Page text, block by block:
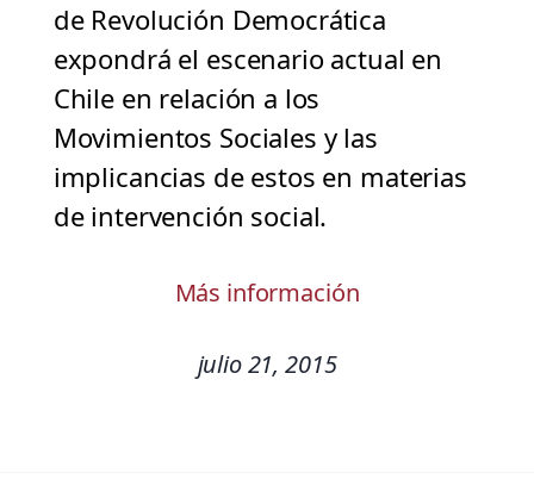
de Revolución Democrática
expondrá el escenario actual en
Chile en relación a los
Movimientos Sociales y las
implicancias de estos en materias
de intervención social.
Más información
julio 21, 2015